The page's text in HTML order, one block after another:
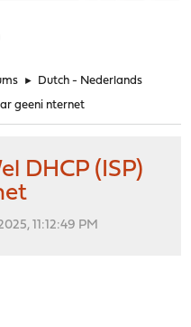
► Dutch - Nederlands
geeni nternet
DHCP (ISP)
11:12:49 PM